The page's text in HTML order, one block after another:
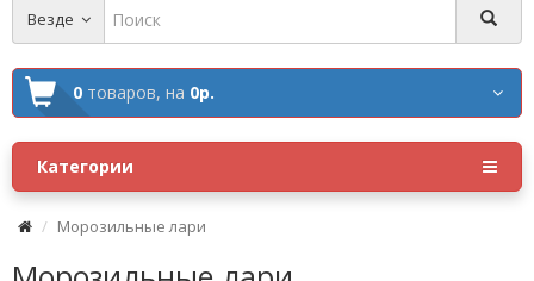
Везде
0 товаров, на 0р.
Категории
Морозильные лари